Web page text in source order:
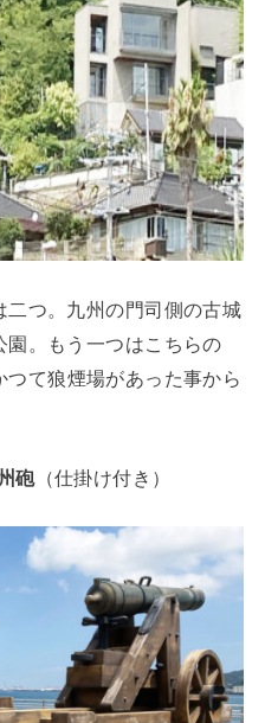
つ。九州の門司側の古城
園。もう一つはこちらの
つて狼煙場があった事から
砲（仕掛け付き）